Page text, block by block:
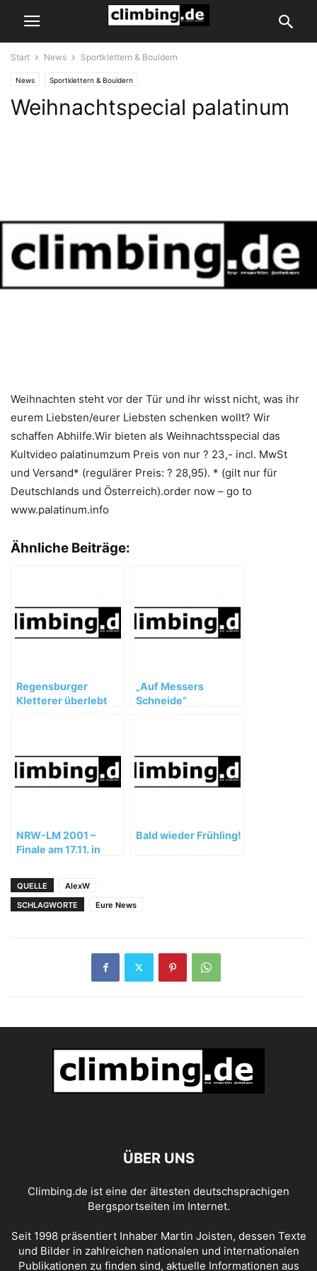
Start News Sportklettern & Bouldern
News Sportklettern & Bouldern
Weihnachtspecial palatinum
Weihnachten steht vor der Tür und ihr wisst nicht, was ihr
eurem Liebsten/eurer Liebsten schenken wollt? Wir
schaffen Abhilfe.Wir bieten als Weihnachtsspecial das
Kultvideo palatinumzum Preis von nur ? 23,- incl. MwSt
und Versand* (regulärer Preis: ? 28,95). * (gilt nur für
Deutschlands und Österreich).order now – go to
www.palatinum.info
Ähnliche Beiträge:
Regensburger
Kletterer überlebt
„Auf Messers
Schneide“
NRW-LM 2001 –
Finale am 17.11. in
Bald wieder Frühling!
QUELLE
AlexW
SCHLAGWORTE
Eure News
ÜBER UNS
Climbing.de ist eine der ältesten deutschsprachigen
Bergsportseiten im Internet.
Seit 1998 präsentiert Inhaber Martin Joisten, dessen Texte
und Bilder in zahlreichen nationalen und internationalen
Publikationen zu finden sind, aktuelle Informationen aus